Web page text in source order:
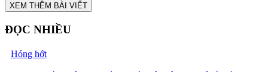
XEM THÊM BÀI VIẾT
ĐỌC NHIỀU
Hóng hớt